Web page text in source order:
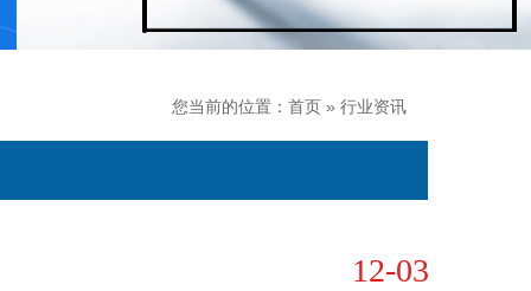
您当前的位置： 首页» 行业资讯
12-03